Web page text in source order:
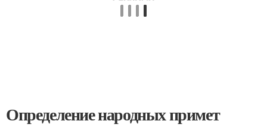
Определение народных примет